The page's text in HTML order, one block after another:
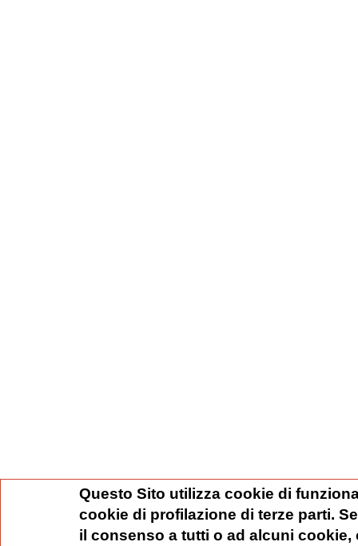
Questo Sito utilizza cookie di
cookie di profilazione di terze parti.
il consenso a tutti o ad alcuni